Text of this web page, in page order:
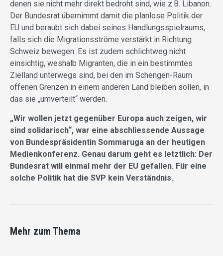
denen sie nicht mehr direkt bedroht sind, wie z.B. Libanon.
Der Bundesrat übernimmt damit die planlose Politik der
EU und beraubt sich dabei seines Handlungsspielraums,
falls sich die Migrationsströme verstärkt in Richtung
Schweiz bewegen. Es ist zudem schlichtweg nicht
einsichtig, weshalb Migranten, die in ein bestimmtes
Zielland unterwegs sind, bei den im Schengen-Raum
offenen Grenzen in einem anderen Land bleiben sollen, in
das sie „umverteilt“ werden.
„Wir wollen jetzt gegenüber Europa auch zeigen, wir
sind solidarisch“, war eine abschliessende Aussage
von Bundespräsidentin Sommaruga an der heutigen
Medienkonferenz. Genau darum geht es letztlich: Der
Bundesrat will einmal mehr der EU gefallen. Für eine
solche Politik hat die SVP kein Verständnis.
Mehr zum Thema